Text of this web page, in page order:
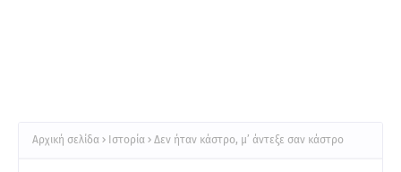
Αρχική σελίδα Ιστορία Δεν ήταν κάστρο, μ’ άντεξε σαν κάστρο